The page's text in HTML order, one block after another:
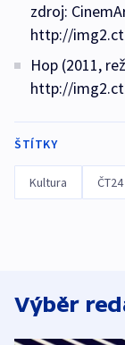
zdroj:
http://
Hop (2011,
http://
ŠTÍTKY
Kultura ČT24
Výběr